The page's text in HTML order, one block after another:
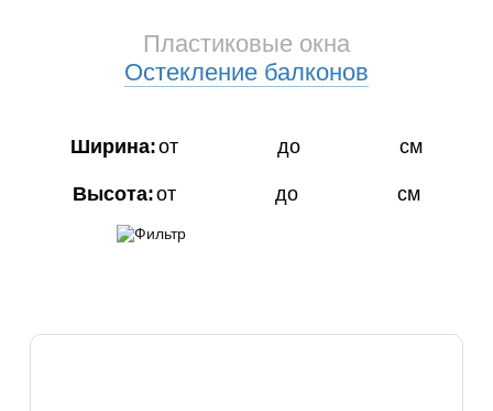
Пластиковые окна
Остекление балконов
Ширина:от до см
Высота:от до см